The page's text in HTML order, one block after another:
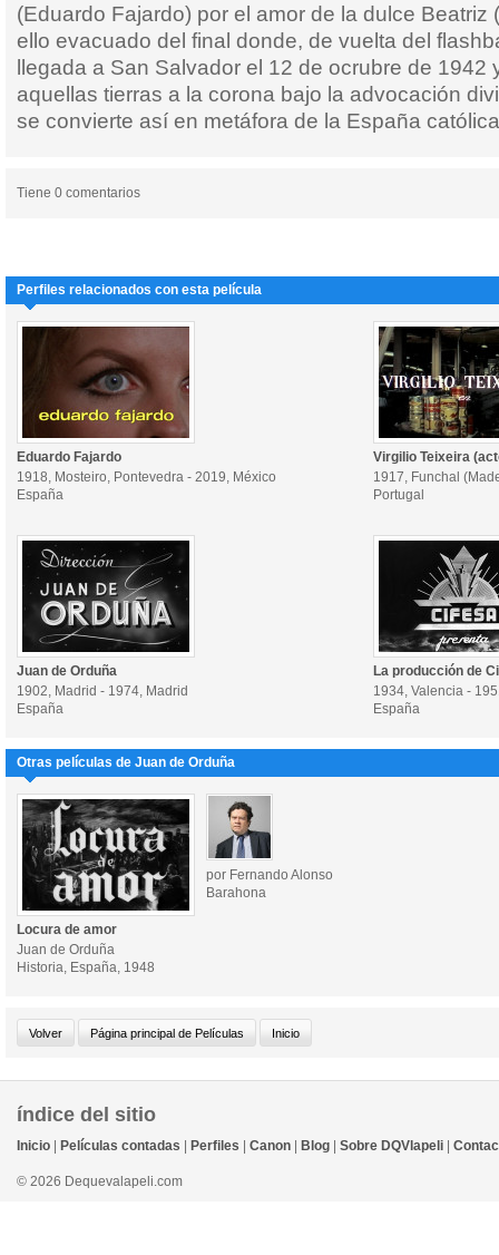
(Eduardo Fajardo) por el amor de la dulce Beatriz
ello evacuado del final donde, de vuelta del
llegada a San Salvador el 12 de ocrubre de 1942
aquellas tierras a la corona bajo la advocación
se convierte así en metáfora de la España
Tiene 0 comentarios
Perfiles relacionados con esta película
Eduardo Fajardo
1918, Mosteiro, Pontevedra - 2019, México
España
Virgilio Teixeira
1917, Funchal
Portugal
Juan de Orduña
1902, Madrid - 1974, Madrid
España
La producción de
1934, Valencia -
España
Otras películas de Juan de Orduña
por Fernando Alonso
Barahona
Locura de amor
Juan de Orduña
Historia, España, 1948
índice del sitio
Inicio Películas contadas Perfiles Canon Blog Sobre DQVlapeli
© 2026 Dequevalapeli.com